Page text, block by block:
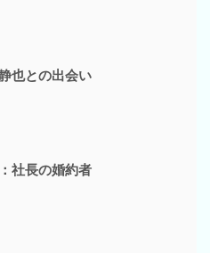
也との出会い
社長の婚約者